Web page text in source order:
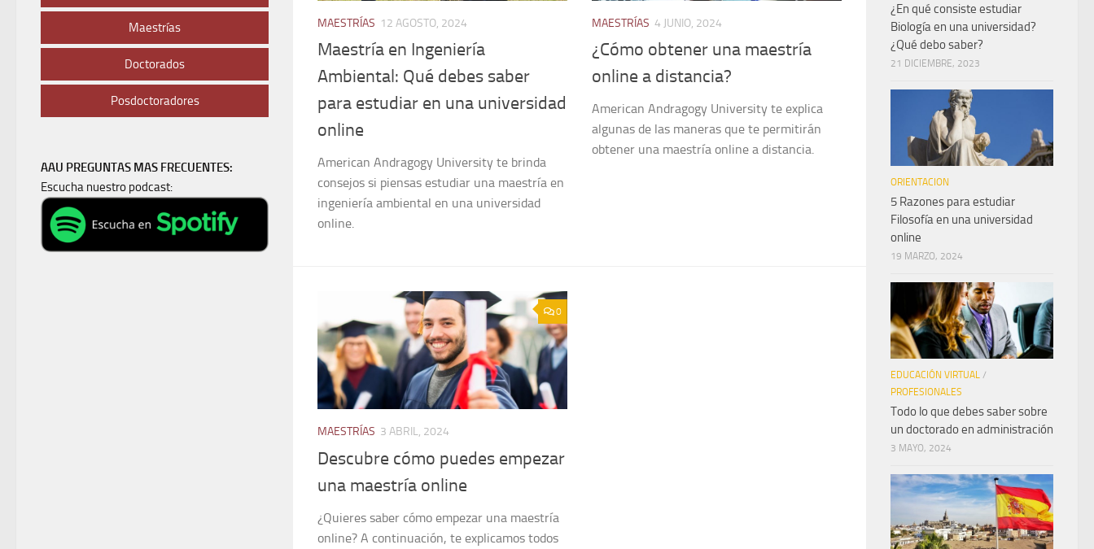
MAESTRÍAS 12 AGOSTO, 2024
Maestría en Ingeniería
Ambiental: Qué debes saber
para estudiar en una universidad
online
American Andragogy University te brinda
consejos si piensas estudiar una maestría en
ingeniería ambiental en una universidad
online.
MAESTRÍAS 4 JUNIO, 2024
¿Cómo obtener una maestría
online a distancia?
American Andragogy University te explica
algunas de las maneras que te permitirán
obtener una maestría online a distancia.
0
MAESTRÍAS 3 ABRIL, 2024
Descubre cómo puedes empezar
una maestría online
¿Quieres saber cómo empezar una maestría
online? A continuación, te explicamos todos
Maestrías
Doctorados
Posdoctoradores
AAU PREGUNTAS MAS FRECUENTES:
Escucha nuestro podcast:
¿En qué consiste estudiar
Biología en una universidad?
¿Qué debo saber?
21 DICIEMBRE, 2023
ORIENTACION
5 Razones para estudiar
Filosofía en una universidad
online
19 MARZO, 2024
EDUCACIÓN VIRTUAL /
PROFESIONALES
Todo lo que debes saber sobre
un doctorado en administración
3 MAYO, 2024